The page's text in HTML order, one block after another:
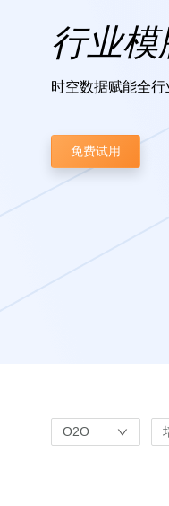
行业模
时空数据赋能全
免费试用
O2O